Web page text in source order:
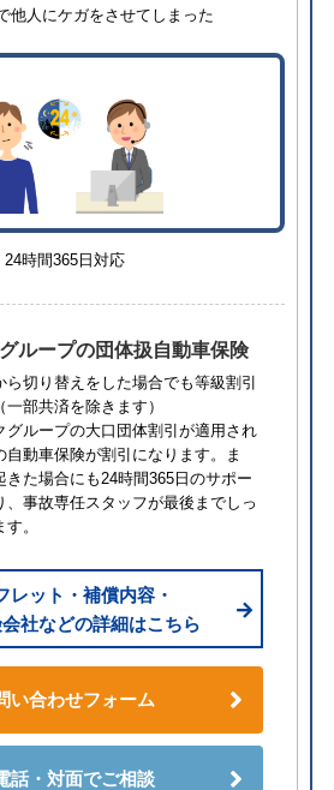
他人にケガをさせてしまった
24時間365日対応
ループの団体扱自動車保険
ら切り替えをした場合でも等級割引
（一部共済を除きます）
グループの大口団体割引が適用され
自動車保険が割引になります。ま
きた場合にも24時間365日のサポー
、事故専任スタッフが最後までしっ
。
レット・補償内容・
社などの詳細はこちら
い合わせフォーム
話・対面でご相談